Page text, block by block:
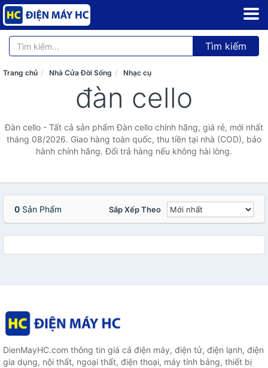
Tìm kiếm
Trang chủ Nhà Cửa Đời Sống Nhạc cụ
đàn cello
Đàn cello - Tất cả sản phẩm Đàn cello chính hãng, giá rẻ, mới nhất
tháng 08/2026. Giao hàng toàn quốc, thu tiền tại nhà (COD), bảo
hành chính hãng. Đổi trả hàng nếu không hài lòng.
0 Sản Phẩm Sắp Xếp Theo
DienMayHC.com thông tin giá cả điện máy, điện tử, điện lạnh, điện
gia dụng, nội thất, ngoại thất, điện thoại, máy tính bảng, thiết bị